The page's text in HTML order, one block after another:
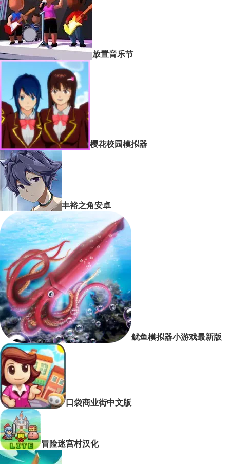
放置音乐节
樱花校园模拟器
丰裕之角安卓
鱿鱼模拟器小游戏最新版
口袋商业街中文版
冒险迷宫村汉化